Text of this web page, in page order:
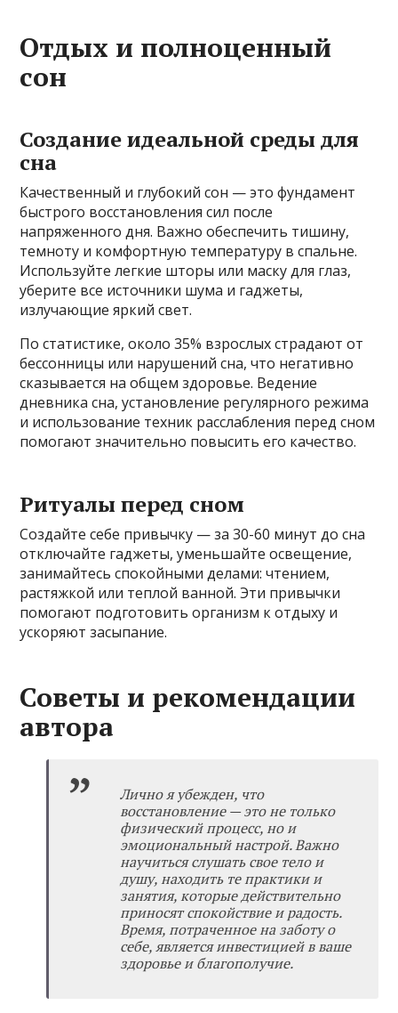
Отдых и полноценный
сон
Создание идеальной среды для
сна
Качественный и глубокий сон — это фундамент
быстрого восстановления сил после
напряженного дня. Важно обеспечить тишину,
темноту и комфортную температуру в спальне.
Используйте легкие шторы или маску для глаз,
уберите все источники шума и гаджеты,
излучающие яркий свет.
По статистике, около 35% взрослых страдают от
бессонницы или нарушений сна, что негативно
сказывается на общем здоровье. Ведение
дневника сна, установление регулярного режима
и использование техник расслабления перед сном
помогают значительно повысить его качество.
Ритуалы перед сном
Создайте себе привычку — за 30-60 минут до сна
отключайте гаджеты, уменьшайте освещение,
занимайтесь спокойными делами: чтением,
растяжкой или теплой ванной. Эти привычки
помогают подготовить организм к отдыху и
ускоряют засыпание.
Советы и рекомендации
автора
Лично я убежден, что
восстановление — это не только
физический процесс, но и
эмоциональный настрой. Важно
научиться слушать свое тело и
душу, находить те практики и
занятия, которые действительно
приносят спокойствие и радость.
Время, потраченное на заботу о
себе, является инвестицией в ваше
здоровье и благополучие.